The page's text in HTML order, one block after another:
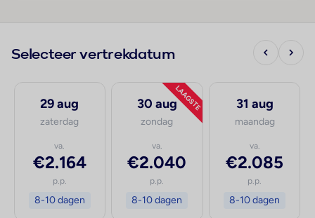
Selecteer vertrekdatum
29 aug
zaterdag
va.
€2.164
p.p.
8-10 dagen
LAAGSTE
30 aug
zondag
va.
€2.040
p.p.
8-10 dagen
31 aug
maandag
va.
€2.085
p.p.
8-10 dagen